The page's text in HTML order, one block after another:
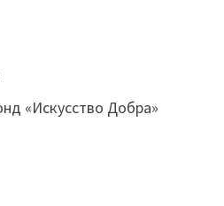
«Искусство Добра»